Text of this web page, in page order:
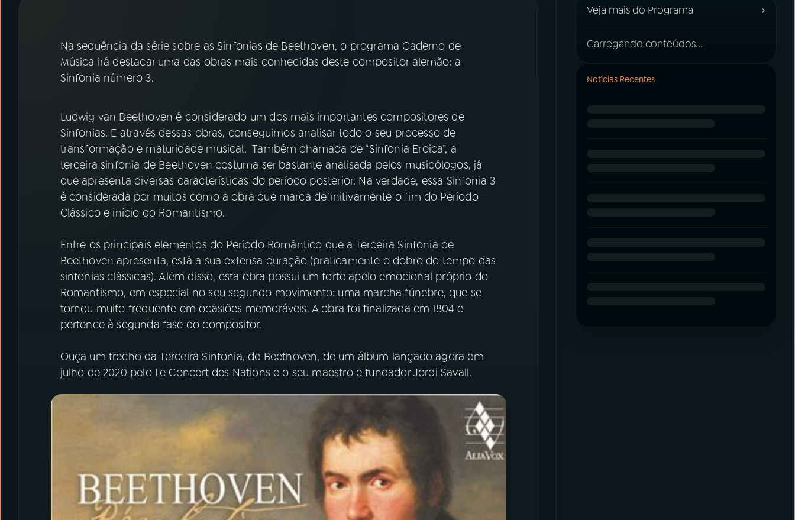
Instagram X
Na sequência da série sobre as Sinfonias de Beethoven, o programa Caderno de
Música irá destacar uma das obras mais conhecidas deste compositor alemão: a
Sinfonia número 3.
Ludwig van Beethoven é considerado um dos mais importantes compositores de
Sinfonias. E através dessas obras, conseguimos analisar todo o seu processo de
transformação e maturidade musical. Também chamada de “Sinfonia Eroica”, a
terceira sinfonia de Beethoven costuma ser bastante analisada pelos musicólogos, já
que apresenta diversas características do período posterior. Na verdade, essa Sinfonia 3
é considerada por muitos como a obra que marca definitivamente o fim do Período
Clássico e início do Romantismo.
Entre os principais elementos do Período Romântico que a Terceira Sinfonia de
Beethoven apresenta, está a sua extensa duração (praticamente o dobro do tempo das
sinfonias clássicas). Além disso, esta obra possui um forte apelo emocional próprio do
Romantismo, em especial no seu segundo movimento: uma marcha fúnebre, que se
tornou muito frequente em ocasiões memoráveis. A obra foi finalizada em 1804 e
pertence à segunda fase do compositor.
Ouça um trecho da Terceira Sinfonia, de Beethoven, de um álbum lançado agora em
julho de 2020 pelo Le Concert des Nations e o seu maestro e fundador Jordi Savall.
Veja mais do Programa ›
Carregando conteúdos...
Notícias Recentes